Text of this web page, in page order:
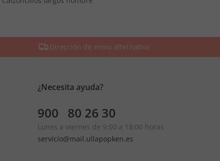
Dirección de envío alternativa
¿Necesita ayuda?
900 80 26 30
Lunes a viernes de 9:00 a 18:00 horas
servicio@mail.ullapopken.es